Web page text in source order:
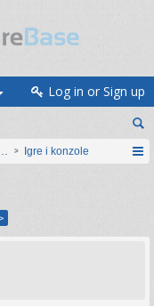
Log in or Sign up
Igre i konzole